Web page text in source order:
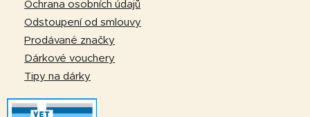
Ochrana osobních údajů
Odstoupení od smlouvy
Prodávané značky
Dárkové vouchery
Tipy na dárky